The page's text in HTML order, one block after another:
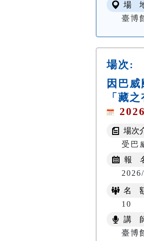
場
臺博
場次:
因巴
「藏
場次
受巴
報
名
10
講
臺博